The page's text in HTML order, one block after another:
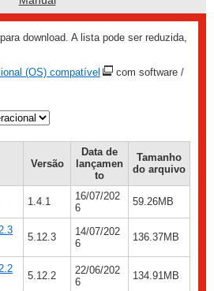
download. A lista pode ser reduzida,
(OS) compatível
com software /
Versão
Data de
lançamen
to
Tamanho
do arquivo
1.4.1
16/07/202
6
59.26MB
5.12.3
14/07/202
6
136.37MB
5.12.2
22/06/202
6
134.91MB